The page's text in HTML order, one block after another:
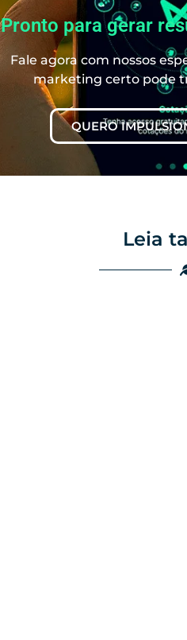
Pronto para gerar
Fale agora com nossos
marketing certo pode
QUERO
Leia